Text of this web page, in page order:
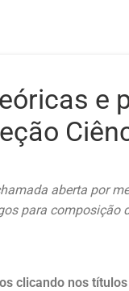
e
aberta por
para composição
clicando nos